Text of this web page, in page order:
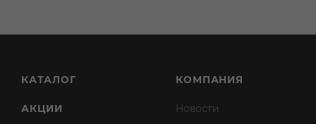
КАТАЛОГ
АКЦИИ
КОМПАНИЯ
Новости